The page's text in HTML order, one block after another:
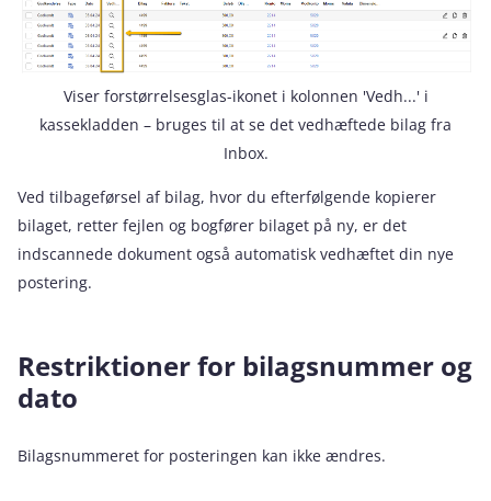
Viser forstørrelsesglas-ikonet i kolonnen 'Vedh...' i
kassekladden – bruges til at se det vedhæftede bilag fra
Inbox.
Ved tilbageførsel af bilag, hvor du efterfølgende kopierer
bilaget, retter fejlen og bogfører bilaget på ny, er det
indscannede dokument også automatisk vedhæftet din nye
postering.
Restriktioner for bilagsnummer og
dato
Bilagsnummeret for posteringen kan ikke ændres.